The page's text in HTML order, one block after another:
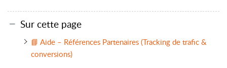
Sur cette page
📘 Aide – Références Partenaires (Tracking de trafic &
conversions)